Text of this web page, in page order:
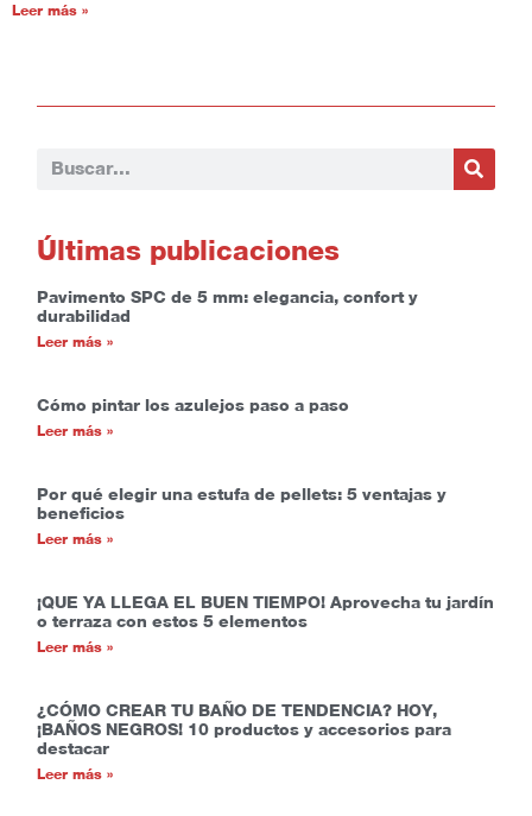
Leer más »
Últimas publicaciones
Pavimento SPC de 5 mm: elegancia, confort y
durabilidad
Leer más »
Cómo pintar los azulejos paso a paso
Leer más »
Por qué elegir una estufa de pellets: 5 ventajas y
beneficios
Leer más »
¡QUE YA LLEGA EL BUEN TIEMPO! Aprovecha tu jardín
o terraza con estos 5 elementos
Leer más »
¿CÓMO CREAR TU BAÑO DE TENDENCIA? HOY,
¡BAÑOS NEGROS! 10 productos y accesorios para
destacar
Leer más »